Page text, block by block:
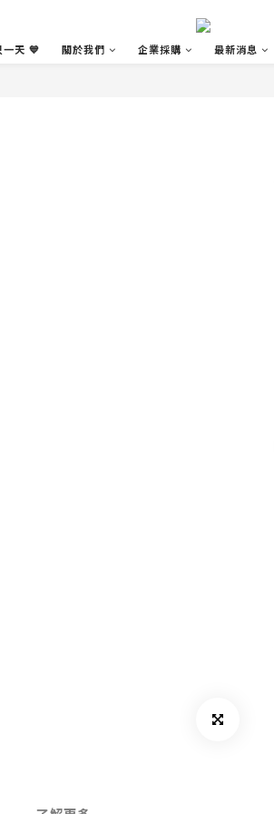
一天 💙 關於我們 企業採購 最新消息